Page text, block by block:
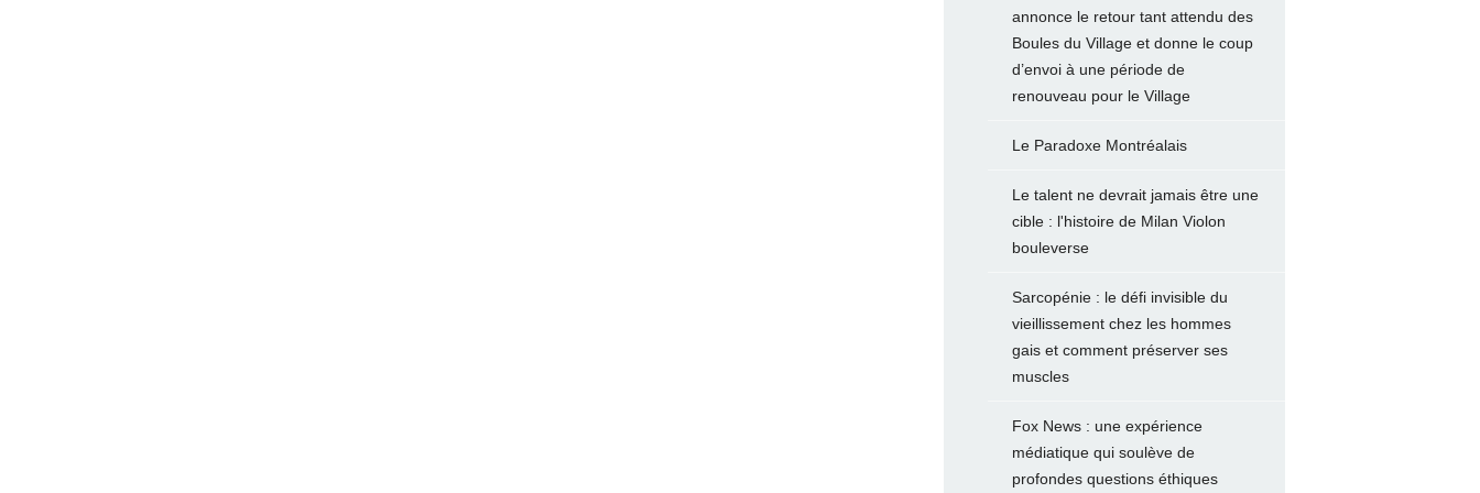
annonce le retour tant attendu des
Boules du Village et donne le coup
d’envoi à une période de
renouveau pour le Village
Le Paradoxe Montréalais
Le talent ne devrait jamais être une
cible : l'histoire de Milan Violon
bouleverse
Sarcopénie : le défi invisible du
vieillissement chez les hommes
gais et comment préserver ses
muscles
Fox News : une expérience
médiatique qui soulève de
profondes questions éthiques